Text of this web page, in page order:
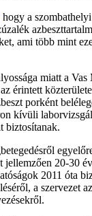
hogy a
ami több mint
miatt a
érintett
porként
kívüli
biztosítanak.
jellemzően 20-30
2011 óta
a szervezet